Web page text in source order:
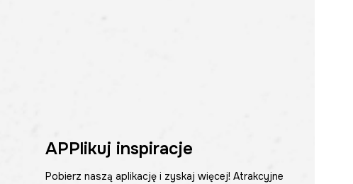
APPlikuj inspiracje
Pobierz naszą aplikację i zyskaj więcej! Atrakcyjne